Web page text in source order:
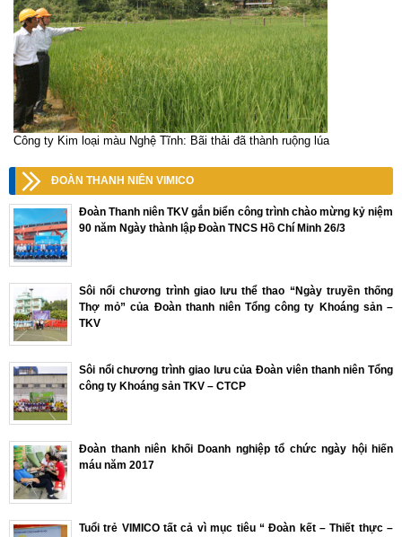
Công ty Kim loại màu Nghệ Tĩnh: Bãi thải đã thành ruộng lúa
ĐOÀN THANH NIÊN VIMICO
Đoàn Thanh niên TKV gắn biển công trình chào mừng kỷ niệm
90 năm Ngày thành lập Đoàn TNCS Hồ Chí Minh 26/3
Sôi nổi chương trình giao lưu thể thao “Ngày truyền thống
Thợ mỏ” của Đoàn thanh niên Tổng công ty Khoáng sản –
TKV
Sôi nổi chương trình giao lưu của Đoàn viên thanh niên Tổng
công ty Khoáng sản TKV – CTCP
Đoàn thanh niên khối Doanh nghiệp tổ chức ngày hội hiến
máu năm 2017
Tuổi trẻ VIMICO tất cả vì mục tiêu “ Đoàn kết – Thiết thực –